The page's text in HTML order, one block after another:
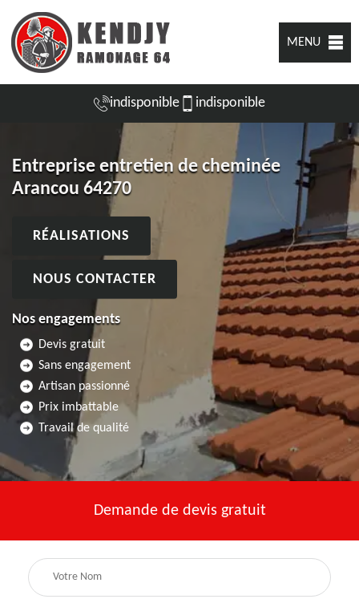
MENU
indisponible indisponible
Entreprise entretien de cheminée
Arancou 64270
RÉALISATIONS
NOUS CONTACTER
Nos engagements
Devis gratuit
Sans engagement
Artisan passionné
Prix imbattable
Travail de qualité
Demande de devis gratuit